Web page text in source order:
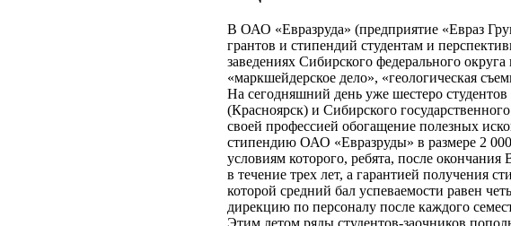
В ОАО «Евразруда» (предприятие «Евраз
грантов и стипендий студентам и
заведениях Сибирского федерального
«маркшейдерское дело», «геологическая
На сегодняшний день уже шестеро студентов
(Красноярск) и Сибирского
своей профессией обогащение полезных
стипендию ОАО «Евразруды» в размере 2
условиям которого, ребята, после
в течение трех лет, а гарантией получения
которой средний бал успеваемости равен
дирекцию по персоналу после каждого
Этим летом ряды студентов-заочников